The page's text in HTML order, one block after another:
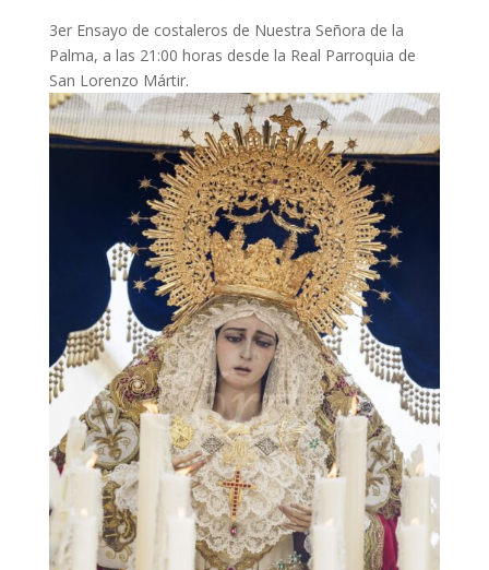
3er Ensayo de costaleros de Nuestra Señora de la
Palma, a las 21:00 horas desde la Real Parroquia de
San Lorenzo Mártir.